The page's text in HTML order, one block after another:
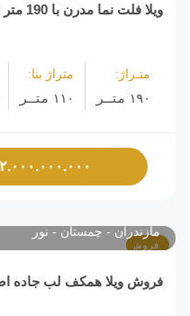
ویلا فلت نما مدرن با 190 متر زمین و دو خواب مستر
متـراژ:
۱۹۰ متـر
متراژ بنا:
۱۱۰ متـر
۲.۰۰۰.۰۰۰.۰۰۰
فروش
مازندران چمستان نور
فروش ویلا همکف لب جاده